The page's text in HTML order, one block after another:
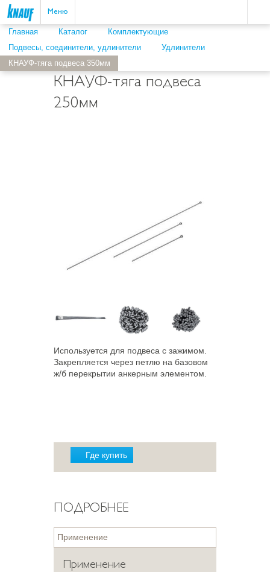
Меню
Главная Каталог
Комплектующие
Подвесы, соединители, удлинители
Удлинители
КНАУФ-тяга подвеса 350мм
КНАУФ-тяга подвеса
250мм
Используется для подвеса с зажимом.
Закрепляется через петлю на базовом
ж/б перекрытии анкерным элементом.
Где купить
ПОДРОБНЕЕ
Применение
Применение